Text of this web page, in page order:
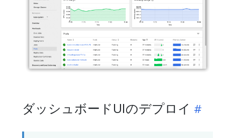
ダッシュボードUIのデプロイ